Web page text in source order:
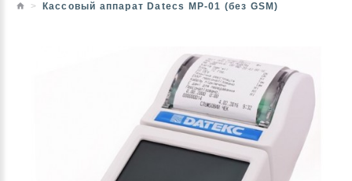
Кассовый аппарат Datecs МР-01 (без GSM)